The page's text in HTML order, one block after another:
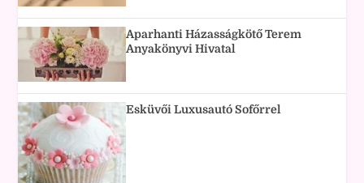
Aparhanti Házasságkötő Terem
Anyakönyvi Hivatal
Esküvői Luxusautó Sofőrrel